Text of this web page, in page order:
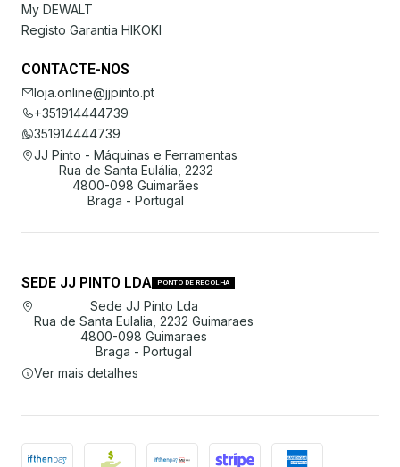
My DEWALT
Registo Garantia HIKOKI
CONTACTE-NOS
loja.online@jjpinto.pt
+351914444739
351914444739
JJ Pinto - Máquinas e Ferramentas
Rua de Santa Eulália, 2232
4800-098 Guimarães
Braga - Portugal
SEDE JJ PINTO LDA PONTO DE RECOLHA
Sede JJ Pinto Lda
Rua de Santa Eulalia, 2232 Guimaraes
4800-098 Guimaraes
Braga - Portugal
Ver mais detalhes